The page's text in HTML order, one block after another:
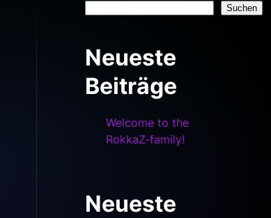
Suchen
Neueste
Beiträge
Welcome to the
RokkaZ-family!
Neueste